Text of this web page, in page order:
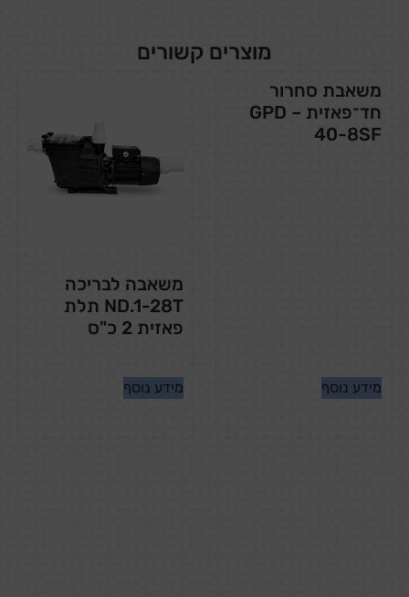
מוצרים קשורים
משאבת סחרור
חד־פאזית – GPD
40-8SF
מידע נוסף
משאבה לבריכה
ND.1-28T תלת
פאזית 2 כ"ס
מידע נוסף